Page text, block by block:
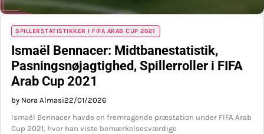
SPILLERSTATISTIKKER I FIFA ARAB CUP 2021
Ismaël Bennacer: Midtbanestatistik,
Pasningsnøjagtighed, Spillerroller i FIFA
Arab Cup 2021
by Nora Almasi22/01/2026
Ismaël Bennacer havde en fremragende præstation under FIFA Arab
Cup 2021, hvor han viste bemærkelsesværdige